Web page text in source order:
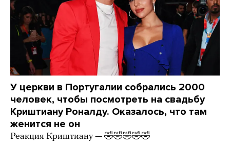
У церкви в Португалии собрались 2000
человек, чтобы посмотреть на свадьбу
Криштиану Роналду. Оказалось, что там
женится не он
Реакция Криштиану — 🤣🤣🤣🤣🤣